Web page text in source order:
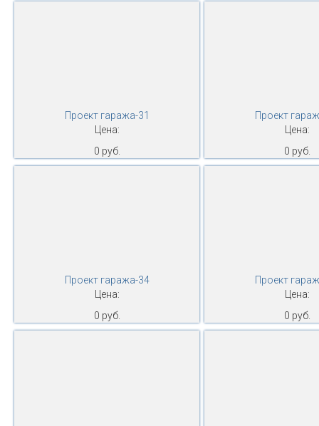
Проект гаража-31
Цена:
0 руб.
Проект
Цена:
0 руб.
Проект гаража-34
Цена:
0 руб.
Проект
Цена:
0 руб.